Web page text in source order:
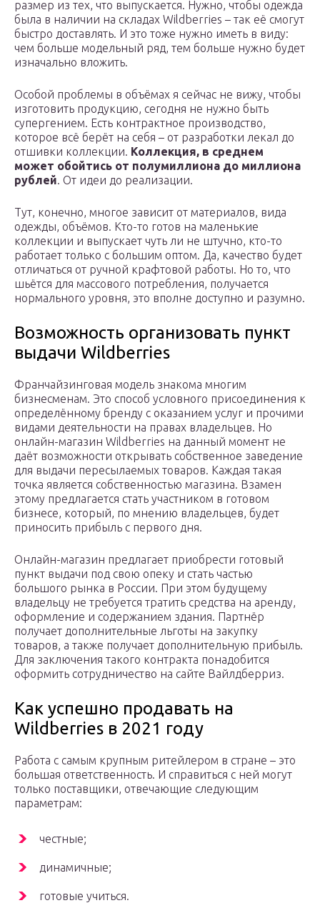
размер из тех, что выпускается. Нужно, чтобы одежда
была в наличии на складах Wildberries – так её смогут
быстро доставлять. И это тоже нужно иметь в виду:
чем больше модельный ряд, тем больше нужно будет
изначально вложить.
Особой проблемы в объёмах я сейчас не вижу, чтобы
изготовить продукцию, сегодня не нужно быть
супергением. Есть контрактное производство,
которое всё берёт на себя – от разработки лекал до
отшивки коллекции. Коллекция, в среднем
может обойтись от полумиллиона до миллиона
рублей. От идеи до реализации.
Тут, конечно, многое зависит от материалов, вида
одежды, объёмов. Кто-то готов на маленькие
коллекции и выпускает чуть ли не штучно, кто-то
работает только с большим оптом. Да, качество будет
отличаться от ручной крафтовой работы. Но то, что
шьётся для массового потребления, получается
нормального уровня, это вполне доступно и разумно.
Возможность организовать пункт
выдачи Wildberries
Франчайзинговая модель знакома многим
бизнесменам. Это способ условного присоединения к
определённому бренду с оказанием услуг и прочими
видами деятельности на правах владельцев. Но
онлайн-магазин Wildberries на данный момент не
даёт возможности открывать собственное заведение
для выдачи пересылаемых товаров. Каждая такая
точка является собственностью магазина. Взамен
этому предлагается стать участником в готовом
бизнесе, который, по мнению владельцев, будет
приносить прибыль с первого дня.
Онлайн-магазин предлагает приобрести готовый
пункт выдачи под свою опеку и стать частью
большого рынка в России. При этом будущему
владельцу не требуется тратить средства на аренду,
оформление и содержанием здания. Партнёр
получает дополнительные льготы на закупку
товаров, а также получает дополнительную прибыль.
Для заключения такого контракта понадобится
оформить сотрудничество на сайте Вайлдберриз.
Как успешно продавать на
Wildberries в 2021 году
Работа с самым крупным ритейлером в стране – это
большая ответственность. И справиться с ней могут
только поставщики, отвечающие следующим
параметрам:
честные;
динамичные;
готовые учиться.